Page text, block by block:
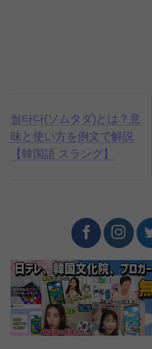
썸타다(ソムタダ)とは？意
味と使い方を例文で解説
【韓国語 スラング】